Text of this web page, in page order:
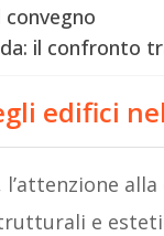
il confronto
edifici
e